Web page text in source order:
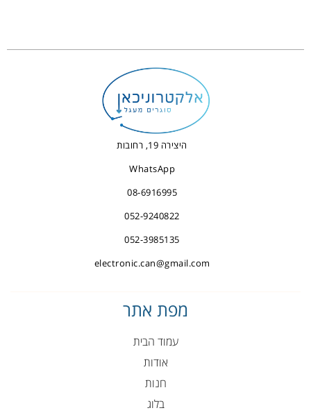
היצירה 19, רחובות
WhatsApp
08-6916995
052-9240822
052-3985135
electronic.can@gmail.com
מפת אתר
עמוד הבית
אודות
חנות
בלוג